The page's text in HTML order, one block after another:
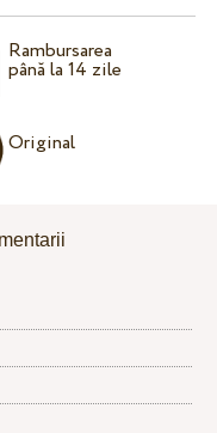
Rambursarea
până la 14 zile
Original